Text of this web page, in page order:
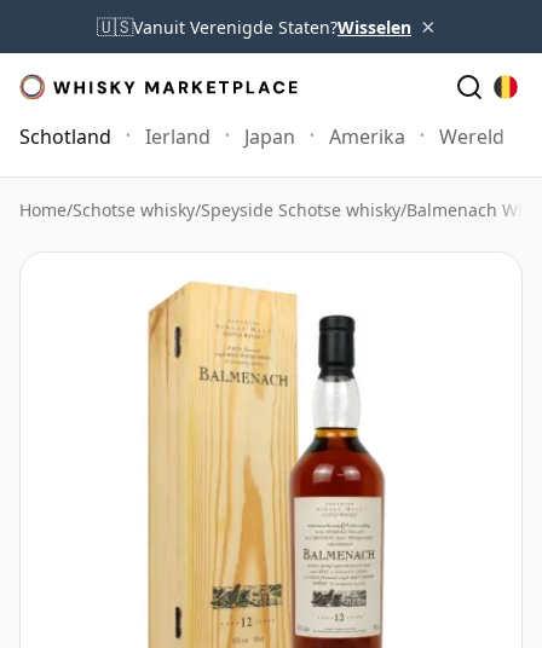
🇺🇸Vanuit Verenigde Staten?Wisselen ×
Schotland Ierland Japan Amerika Wereld
Home/Schotse whisky/Speyside Schotse whisky/Balmenach